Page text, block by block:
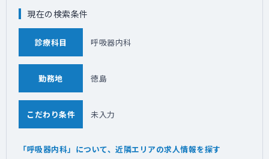
現在の検索条件
診療科目 呼吸器内科
勤務地 徳島
こだわり条件 未入力
「呼吸器内科」について、近隣エリアの求人情報を探す